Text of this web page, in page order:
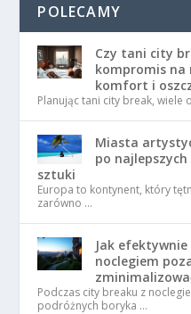
POLECAMY
Czy tani city
kompromis na
komfort i
Planując tani city break, wiele
Miasta
po
sztuki
Europa to kontynent, który
zarówno …
Jak
noclegiem
Podczas city breaku z
podróżnych boryka …